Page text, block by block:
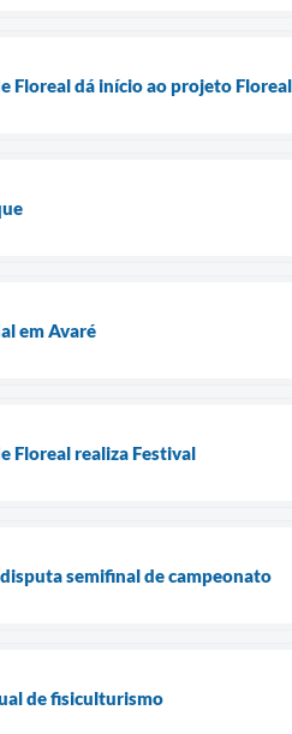
Floreal dá início ao projeto
em Avaré
Floreal realiza Festival
semifinal de campeonato
de fisiculturismo